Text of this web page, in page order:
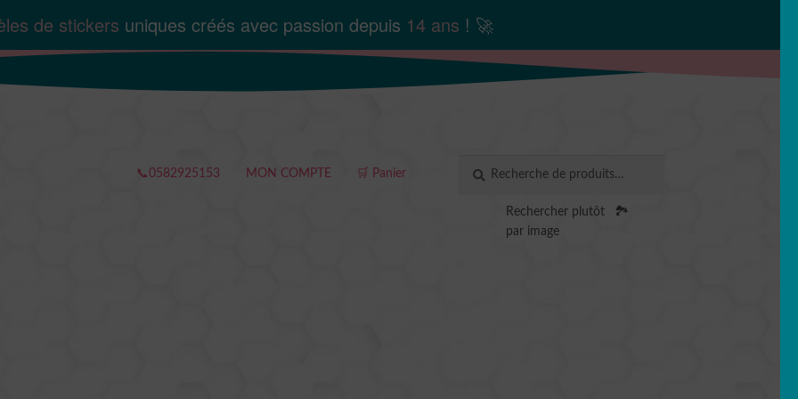
de stickers uniques créés avec passion depuis 14 ans ! 🚀
📞0582925153 MON COMPTE 🛒 Panier
pour :
RECHERCHE
Rechercher plutôt
par image
🏞️